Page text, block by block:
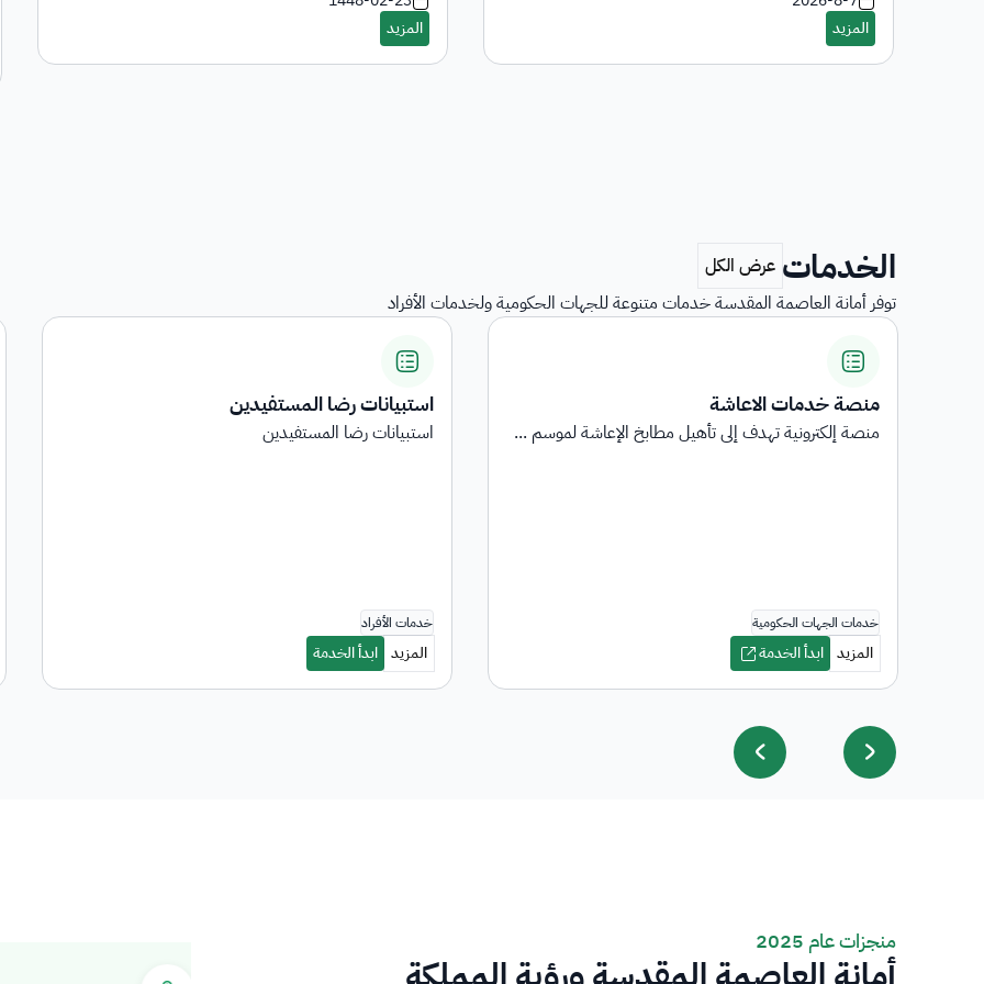
الخدمات
توفر أمانة العاصمة المقدسة خدمات متنوعة للجهات الحكومية ولخدمات الأفراد
استبيانات رضا المستفيدين
استبيانات رضا المستفيدين
المنقولات
هي خدمة عرض المنقولات المرجعة على الجهات الحكومية
منجزات عام 2025